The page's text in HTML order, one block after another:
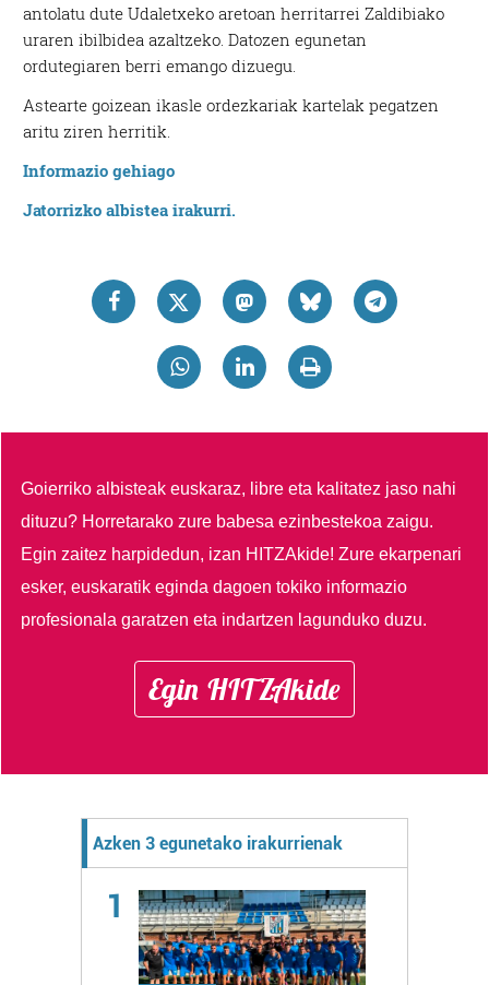
antolatu dute Udaletxeko aretoan herritarrei Zaldibiako
uraren ibilbidea azaltzeko. Datozen egunetan
ordutegiaren berri emango dizuegu.
Astearte goizean ikasle ordezkariak kartelak pegatzen
aritu ziren herritik.
Informazio gehiago
Jatorrizko albistea irakurri.
Goierriko albisteak euskaraz, libre eta kalitatez jaso nahi
dituzu? Horretarako zure babesa ezinbestekoa zaigu.
Egin zaitez harpidedun, izan HITZAkide!Zure ekarpenari
esker, euskaratik eginda dagoen tokiko informazio
profesionala garatzen eta indartzen lagunduko duzu.
Egin HITZAkide
Azken 3 egunetako irakurrienak
1